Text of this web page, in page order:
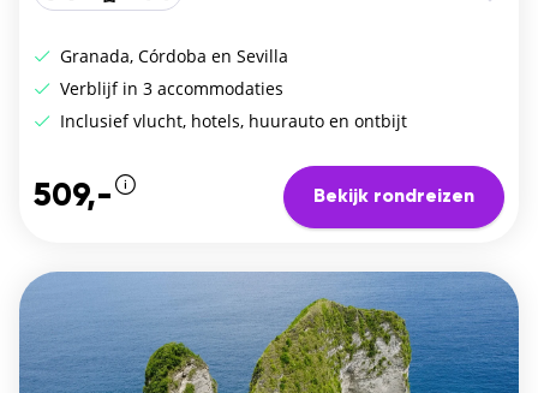
Granada, Córdoba en Sevilla
Verblijf in 3 accommodaties
Inclusief vlucht, hotels, huurauto en ontbijt
509,- Bekijk rondreizen